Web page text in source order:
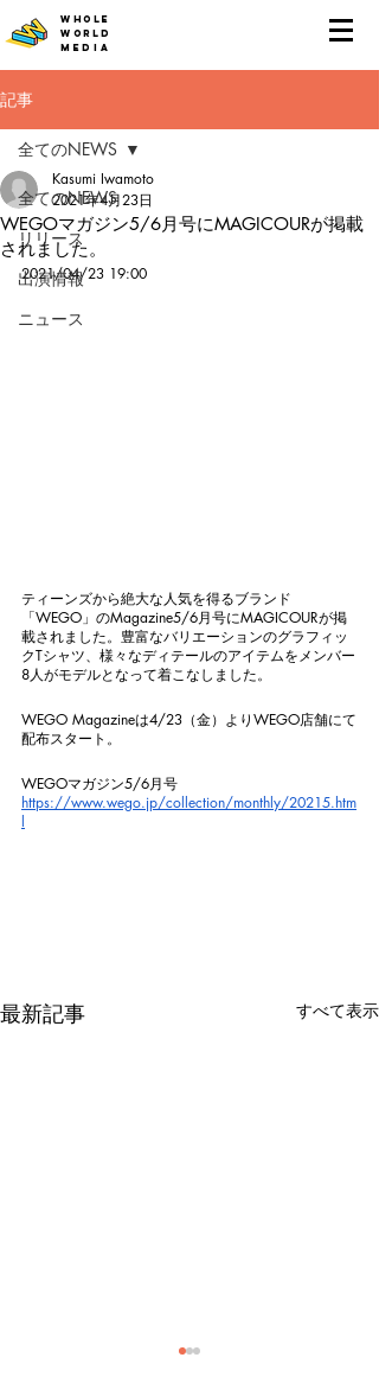
WHOLE
MEDIA
WORLD
記事
全てのNEWS
リリース
出演情報
ニュース
全てのNEWS
WEGOマガジン5/6月号にMAGICOURが掲載
されました。
Kasumi Iwamoto
2021年4月23日
2021/04/23 19:00
ティーンズから絶大な人気を得るブランド
「WEGO」のMagazine5/6月号にMAGICOURが掲
載されました。豊富なバリエーションのグラフィッ
クTシャツ、様々なディテールのアイテムをメンバー
8人がモデルとなって着こなしました。
WEGO Magazineは4/23（金）よりWEGO店舗にて
配布スタート。
WEGOマガジン5/6月号
https://www.wego.jp/collection/monthly/20215.htm
l
最新記事 すべて表示